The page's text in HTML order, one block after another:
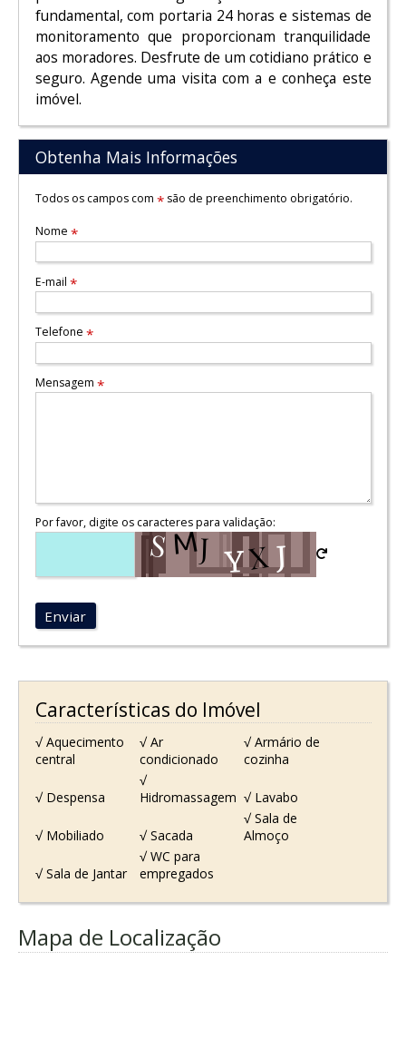
fundamental, com portaria 24 horas e sistemas de
monitoramento que proporcionam tranquilidade
aos moradores. Desfrute de um cotidiano prático e
seguro. Agende uma visita com a e conheça este
imóvel.
Obtenha Mais Informações
Todos os campos com *são de preenchimento obrigatório.
Nome *
E-mail *
Telefone *
Mensagem *
Por favor, digite os caracteres para validação:
Enviar
Características do Imóvel
√ Aquecimento
central
√ Ar
condicionado
√ Armário de
cozinha
√ Despensa
√
Hidromassagem √ Lavabo
√ Mobiliado √ Sacada
√ Sala de
Almoço
√ Sala de Jantar
√ WC para
empregados
Mapa de Localização